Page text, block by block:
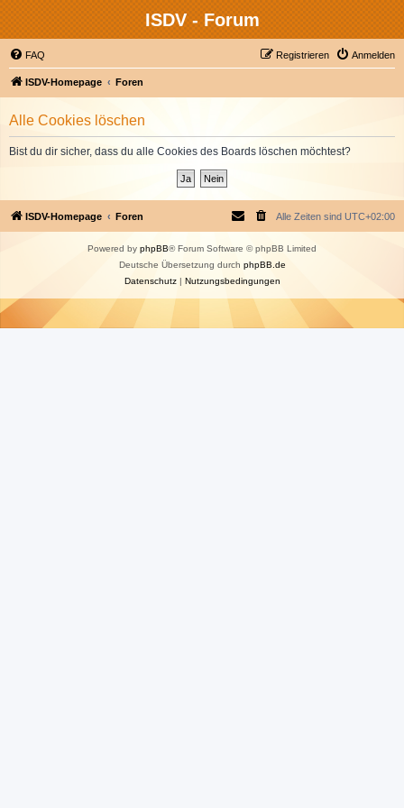
ISDV - Forum
FAQ Anmelden
Registrieren
ISDV-Homepage Foren
Alle Cookies löschen
Bist du dir sicher, dass du alle Cookies des Boards löschen möchtest?
ISDV-Homepage Foren Alle Zeiten sind UTC+02:00
Powered by phpBB® Forum Software © phpBB Limited
Deutsche Übersetzung durch phpBB.de
Datenschutz| Nutzungsbedingungen